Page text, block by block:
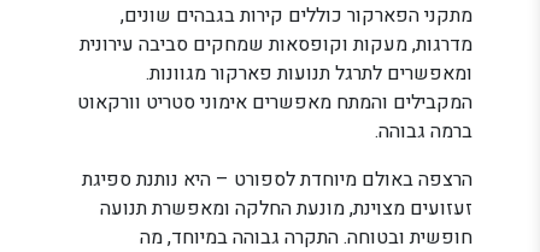
מתקני הפארקור כוללים קירות בגבהים שונים,
מדרגות, מעקות וקופסאות שמחקים סביבה עירונית
ומאפשרים לתרגל תנועות פארקור מגוונות.
המקבילים והמתח מאפשרים אימוני סטריט וורקאוט
ברמה גבוהה.
הרצפה באולם מיוחדת לספורט – היא נותנת ספיגת
זעזועים מצוינת, מונעת החלקה ומאפשרת תנועה
חופשית ובטוחה. התקרה גבוהה במיוחד, מה